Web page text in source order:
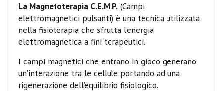
La Magnetoterapia C.E.M.P. (Campi
elettromagnetici pulsanti) è una tecnica utilizzata
nella fisioterapia che sfrutta l’energia
elettromagnetica a fini terapeutici.
I campi magnetici che entrano in gioco generano
un’interazione tra le cellule portando ad una
rigenerazione dell’equilibrio fisiologico.